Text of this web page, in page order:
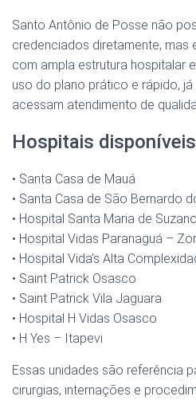
Santo Antônio de Posse não
credenciados diretamente,
com ampla estrutura hospitalar
uso do plano prático e rápido,
acessam atendimento de
Hospitais disponíveis
• Santa Casa de Mauá
• Santa Casa de São Bernardo
• Hospital Santa Maria de Suzano
• Hospital Vidas Paranaguá –
• Hospital Vida’s Alta
• Saint Patrick Osasco
• Saint Patrick Vila Jaguara
• Hospital H Vidas Osasco
• H Yes – Itapevi
Essas unidades são referência
cirurgias, internações e